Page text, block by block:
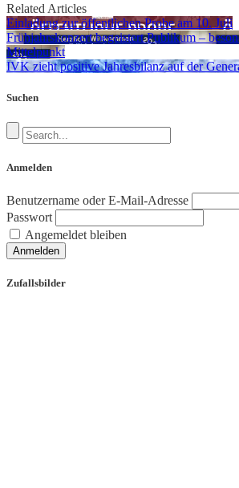
Related Articles
Einladung zur öffentlichen Probe am 10. Juli
Frühjahrskonzert begeistert Publikum –
Mittelpunkt
IVK zieht positive Jahresbilanz auf der
Suchen
Anmelden
Benutzername oder E-Mail-Adresse
Passwort
Angemeldet bleiben
Anmelden
Zufallsbilder